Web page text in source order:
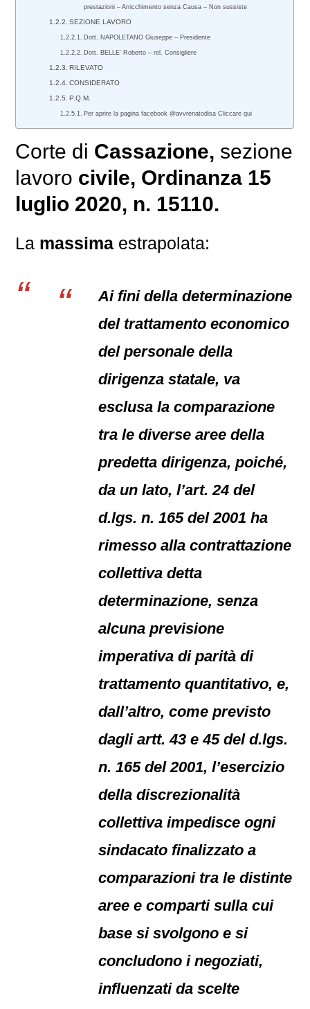
prestazioni – Arricchimento senza Causa – Non sussiste
SEZIONE LAVORO
Dott. NAPOLETANO Giuseppe – Presidente
Dott. BELLE’ Roberto – rel. Consigliere
RILEVATO
CONSIDERATO
P.Q.M.
Per aprire la pagina facebook @avvrenatodisa Cliccare qui
Corte di Cassazione, sezione
lavoro civile, Ordinanza 15
luglio 2020, n. 15110.
La massima estrapolata:
Ai fini della determinazione
del trattamento economico
del personale della
dirigenza statale, va
esclusa la comparazione
tra le diverse aree della
predetta dirigenza, poiché,
da un lato, l’art. 24 del
d.lgs. n. 165 del 2001 ha
rimesso alla contrattazione
collettiva detta
determinazione, senza
alcuna previsione
imperativa di parità di
trattamento quantitativo, e,
dall’altro, come previsto
dagli artt. 43 e 45 del d.lgs.
n. 165 del 2001, l’esercizio
della discrezionalità
collettiva impedisce ogni
sindacato finalizzato a
comparazioni tra le distinte
aree e comparti sulla cui
base si svolgono e si
concludono i negoziati,
influenzati da scelte